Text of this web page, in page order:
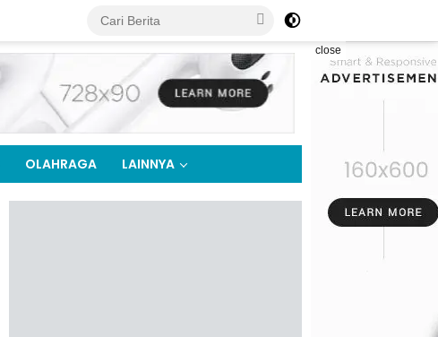
close
OLAHRAGA LAINNYA